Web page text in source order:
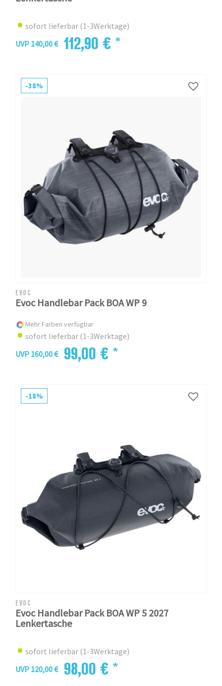
sofort lieferbar (1-3Werktage)
UVP 140,00 € 112,90 € *
-38%
EVOC
Evoc Handlebar Pack BOA WP 9
Mehr Farben verfügbar
sofort lieferbar (1-3Werktage)
UVP 160,00 €
99,00 € *
-18%
EVOC
Evoc Handlebar Pack BOA WP 5 2027
Lenkertasche
sofort lieferbar (1-3Werktage)
UVP 120,00 €
98,00 € *